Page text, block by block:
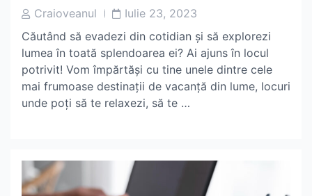
PostCraioveanul
PostIulie 23, 2023
Căutând să evadezi din cotidian și să explorezi
lumea în toată splendoarea ei? Ai ajuns în locul
potrivit! Vom împărtăși cu tine unele dintre cele
mai frumoase destinații de vacanță din lume, locuri
unde poți să te relaxezi, să te …